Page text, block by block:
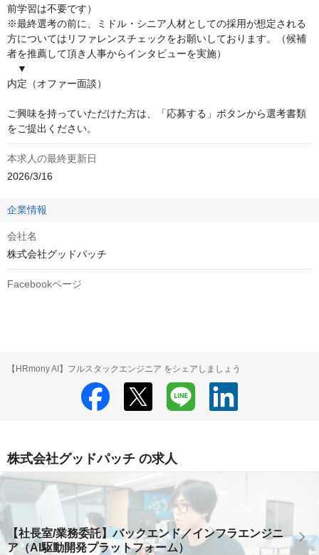
前学習は不要です）
※最終選考の前に、ミドル・シニア人材としての採用が想定される
方についてはリファレンスチェックをお願いしております。（候補
者を推薦して頂き人事からインタビューを実施）
▼
内定（オファー面談）
ご興味を持っていただけた方は、「応募する」ボタンから選考書類
をご提出ください。
本求人の最終更新日
2026/3/16
企業情報
会社名
株式会社グッドパッチ
Facebookページ
【HRmony AI】フルスタックエンジニア をシェアしましょう
株式会社グッドパッチ の求人
【社長室/業務委託】バックエンド／インフラエンジニ
ア（AI駆動開発プラットフォーム）